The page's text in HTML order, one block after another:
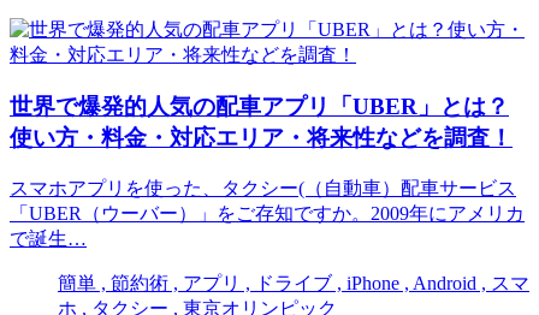
世界で爆発的人気の配車アプリ「UBER」とは？
使い方・料金・対応エリア・将来性などを調査！
スマホアプリを使った、タクシー(（自動車）配車サービス
「UBER（ウーバー）」をご存知ですか。2009年にアメリカ
で誕生…
簡単 , 節約術 , アプリ , ドライブ , iPhone , Android , スマ
ホ , タクシー , 東京オリンピック